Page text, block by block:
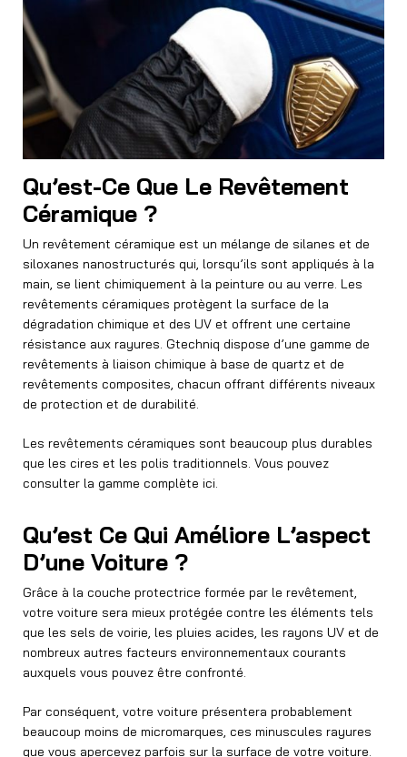
Qu’est-Ce Que Le Revêtement
Céramique ?
Un revêtement céramique est un mélange de silanes et de
siloxanes nanostructurés qui, lorsqu’ils sont appliqués à la
main, se lient chimiquement à la peinture ou au verre. Les
revêtements céramiques protègent la surface de la
dégradation chimique et des UV et offrent une certaine
résistance aux rayures. Gtechniq dispose d’une gamme de
revêtements à liaison chimique à base de quartz et de
revêtements composites, chacun offrant différents niveaux
de protection et de durabilité.
Les revêtements céramiques sont beaucoup plus durables
que les cires et les polis traditionnels. Vous pouvez
consulter la gamme complète ici.
Qu’est Ce Qui Améliore L’aspect
D’une Voiture ?
Grâce à la couche protectrice formée par le revêtement,
votre voiture sera mieux protégée contre les éléments tels
que les sels de voirie, les pluies acides, les rayons UV et de
nombreux autres facteurs environnementaux courants
auxquels vous pouvez être confronté.
Par conséquent, votre voiture présentera probablement
beaucoup moins de micromarques, ces minuscules rayures
que vous apercevez parfois sur la surface de votre voiture.